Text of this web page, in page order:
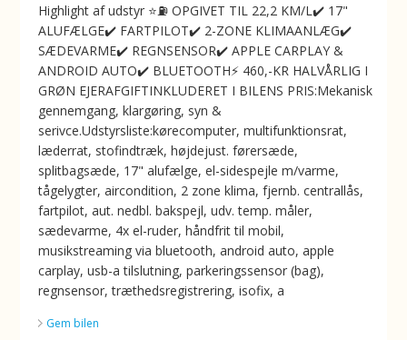
Highlight af udstyr ⭐⛽️ OPGIVET TIL 22,2 KM/L✔️ 17"
ALUFÆLGE✔️ FARTPILOT✔️ 2-ZONE KLIMAANLÆG✔️
SÆDEVARME✔️ REGNSENSOR✔️ APPLE CARPLAY &
ANDROID AUTO✔️ BLUETOOTH⚡️ 460,-KR HALVÅRLIG I
GRØN EJERAFGIFTINKLUDERET I BILENS PRIS:Mekanisk
gennemgang, klargøring, syn &
serivce.Udstyrsliste:kørecomputer, multifunktionsrat,
læderrat, stofindtræk, højdejust. førersæde,
splitbagsæde, 17" alufælge, el-sidespejle m/varme,
tågelygter, aircondition, 2 zone klima, fjernb. centrallås,
fartpilot, aut. nedbl. bakspejl, udv. temp. måler,
sædevarme, 4x el-ruder, håndfrit til mobil,
musikstreaming via bluetooth, android auto, apple
carplay, usb-a tilslutning, parkeringssensor (bag),
regnsensor, træthedsregistrering, isofix, a
Gem bilen